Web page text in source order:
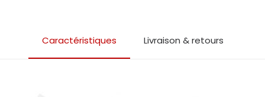
Caractéristiques Livraison & retours